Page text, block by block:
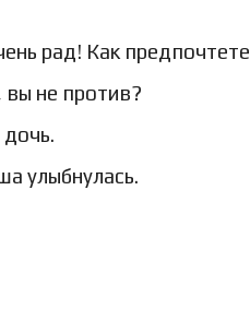
рад! Как предпочтете
вы не против?
улыбнулась.